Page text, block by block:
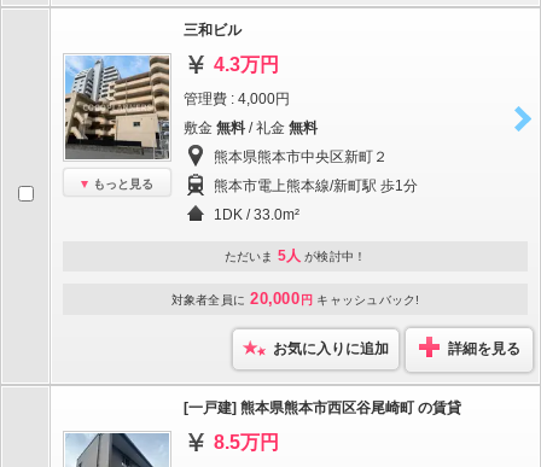
もっと見る
三和ビル
4.3万円
管理費 : 4,000円
敷金 無料 / 礼金 無料
熊本県熊本市中央区新町２
熊本市電上熊本線/新町駅 歩1分
1DK / 33.0m²
ただいま 5人 が検討中！
対象者全員に 20,000 円 キャッシュバック!
お気に入りに追加 詳細を見る
[一戸建] 熊本県熊本市西区谷尾崎町 の賃貸
8.5万円